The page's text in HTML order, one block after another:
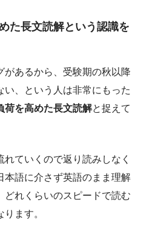
た長文読解という認識を
あるから、受験期の秋以降
、という人は非常にもった
荷を高めた長文読解と捉えて
ていくので返り読みしなく
語に介さず英語のまま理解
れくらいのスピードで読む
ます。